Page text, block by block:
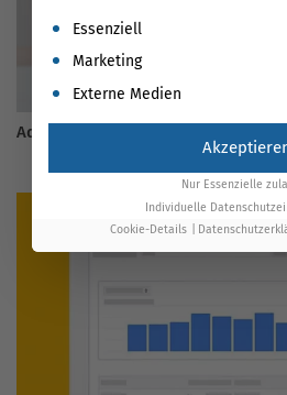
AdWords Smart Display
Es folgt eine Liste der
Essenziell
Marketing
Externe Medien
Nur Essenzielle
Individuelle
Cookie-Details